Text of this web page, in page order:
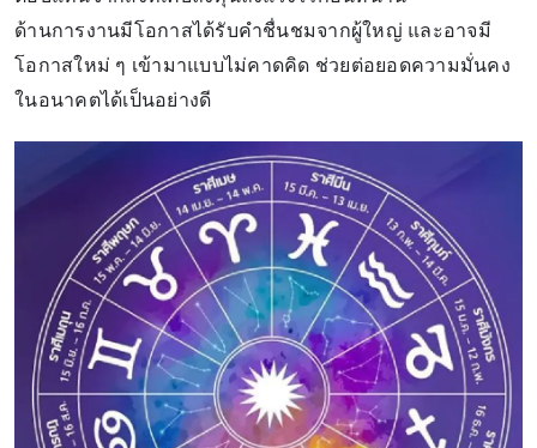
ด้านการงานมีโอกาสได้รับคำชื่นชมจากผู้ใหญ่ และอาจมี
โอกาสใหม่ ๆ เข้ามาแบบไม่คาดคิด ช่วยต่อยอดความมั่นคง
ในอนาคตได้เป็นอย่างดี